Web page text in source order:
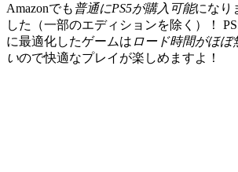
Amazonでも 普通にPS5が購入可能になり
した（一部のエディションを除く）！
に最適化したゲームは ロード時間がほぼ
いので快適なプレイが楽しめますよ！